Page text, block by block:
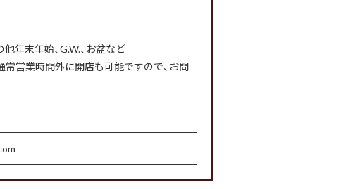
他年末年始、G.W.、お盆など
常営業時間外に開店も可能ですので、お問